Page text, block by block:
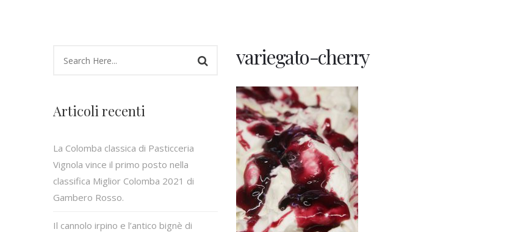
Articoli recenti
La Colomba classica di Pasticceria
Vignola vince il primo posto nella
classifica Miglior Colomba 2021 di
Gambero Rosso.
Il cannolo irpino e l’antico bignè di
variegato-cherry